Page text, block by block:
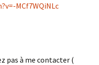
MCf7WQiNLc
pas à me contacter (